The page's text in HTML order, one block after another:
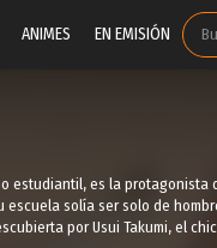
ANIMES EN EMISIÓN
estudiantil, es la
solía ser solo de
por Usui Takumi, el